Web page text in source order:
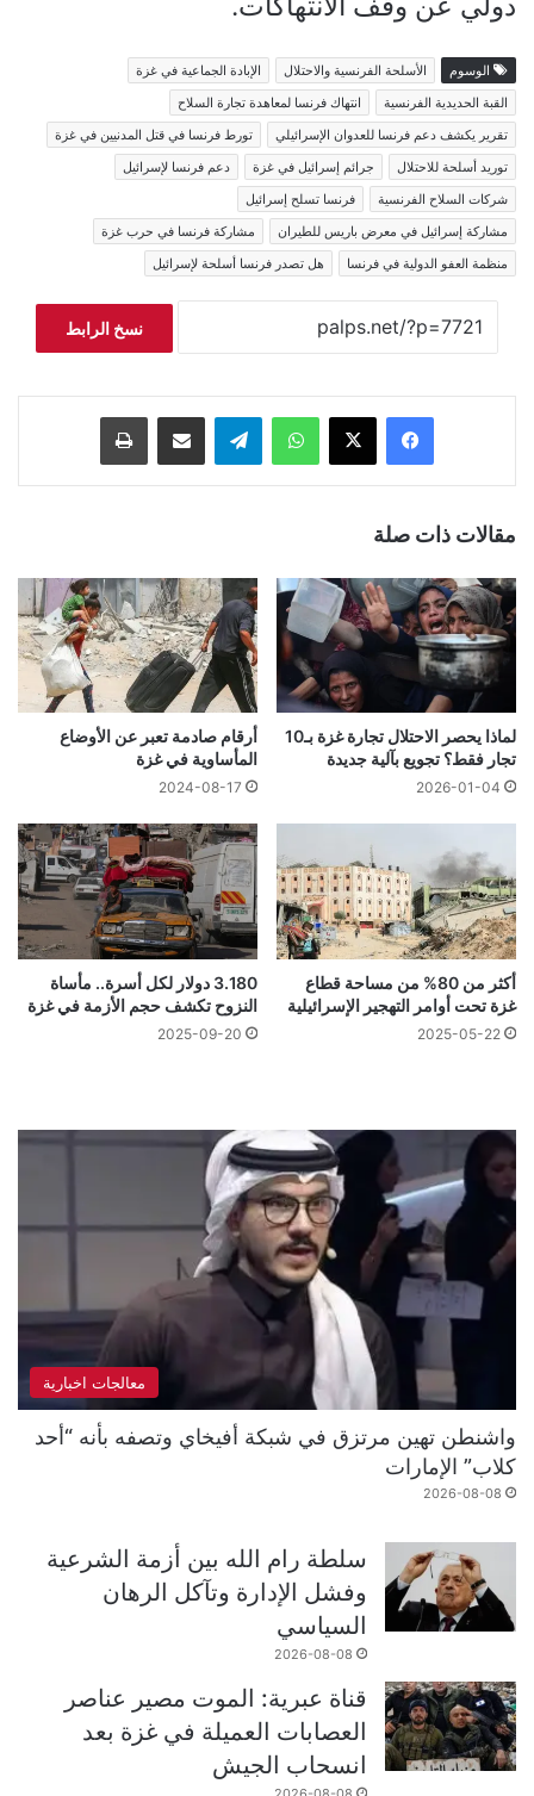
الوسوم الأسلحة الفرنسية والاحتلال
الإبادة الجماعية في غزة
القبة الحديدية الفرنسية
انتهاك فرنسا لمعاهدة تجارة السلاح
تقرير يكشف دعم فرنسا للعدوان الإسرائيلي
تورط فرنسا في قتل المدنيين في غزة
توريد أسلحة للاحتلال
جرائم إسرائيل في غزة
دعم فرنسا لإسرائيل
شركات السلاح الفرنسية
فرنسا تسلح إسرائيل
مشاركة إسرائيل في معرض باريس للطيران
مشاركة فرنسا في حرب غزة
منظمة العفو الدولية في فرنسا
هل تصدر فرنسا أسلحة لإسرائيل
نسخ الرابط
فيسبوك ‫X واتساب تيلقرام مشاركة عبر البريد طباعة
مقالات ذات صلة
لماذا يحصر الاحتلال تجارة غزة بـ10
تجار فقط؟ تجويع بآلية جديدة
2026-01-04
أرقام صادمة تعبر عن الأوضاع
المأساوية في غزة
2024-08-17
أكثر من 80% من مساحة قطاع
غزة تحت أوامر التهجير الإسرائيلية
2025-05-22
3.180 دولار لكل أسرة.. مأساة
النزوح تكشف حجم الأزمة في غزة
2025-09-20
معالجات اخبارية
واشنطن تهين مرتزق في شبكة أفيخاي وتصفه بأنه “أحد
كلاب” الإمارات
2026-08-08
سلطة رام الله بين أزمة الشرعية
وفشل الإدارة وتآكل الرهان
السياسي
2026-08-08
قناة عبرية: الموت مصير عناصر
العصابات العميلة في غزة بعد
انسحاب الجيش